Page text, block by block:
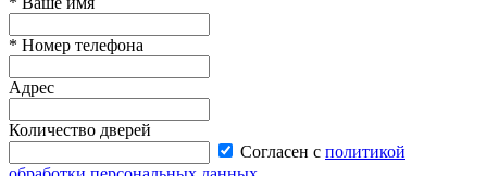
* Номер телефона
Адрес
Количество дверей
Согласен с политикой